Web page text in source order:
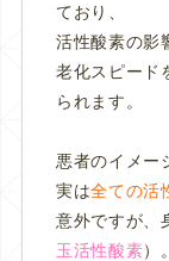
ており、
活性酸素の影
老化スピード
られます。
悪者のイメー
実は全ての活
意外ですが、
玉活性酸素）。